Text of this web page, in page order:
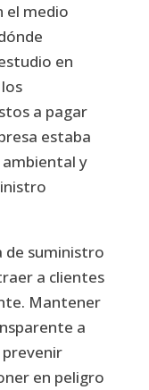
el medio
en
a pagar
estaba
y
de suministro
a clientes
Mantener
a
en peligro